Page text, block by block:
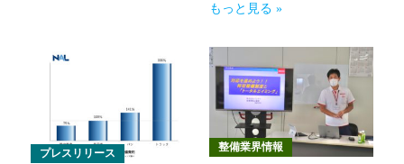
もっと見る »
プレスリリース 整備業界情報
新技術にも迅速に対応